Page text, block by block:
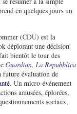
en quelques jours un
(CDU) est la
déplorant une décision
bientôt le tour des
Guardian, La Repubblica
future évaluation de
. Un micro-événement
amusées, éplorées,
sociaux,